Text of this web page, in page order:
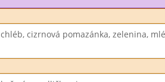
chléb, cizrnová pomazánka, zelenina,